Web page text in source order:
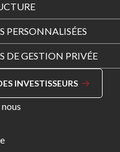
PERSONNALISÉES
DE GESTION PRIVÉE
INVESTISSEURS